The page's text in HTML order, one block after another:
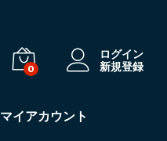
0
ログイン
新規登録
マイアカウント